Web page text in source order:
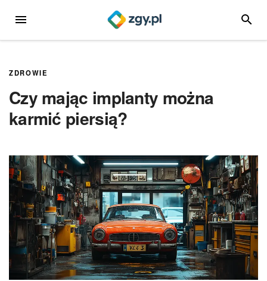
MENU
ZDROWIE
Czy mając implanty można
karmić piersią?